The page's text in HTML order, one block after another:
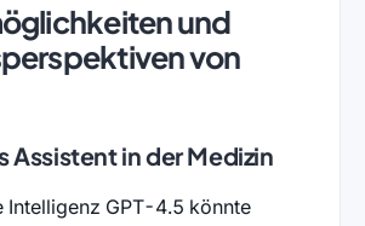
und
von
Assistent in der Medizin
Intelligenz GPT-4.5 könnte